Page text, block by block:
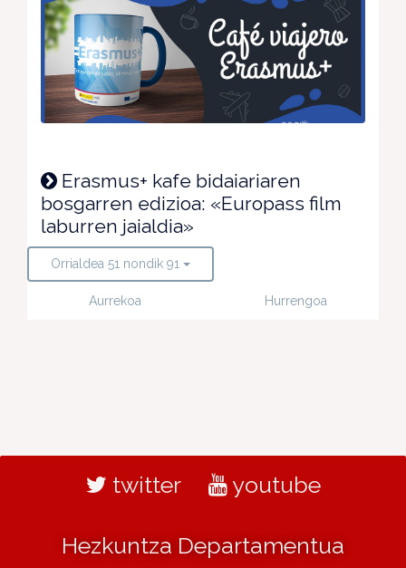
Erasmus+ kafe bidaiariaren
bosgarren edizioa: «Europass film
laburren jaialdia»
Orrialdea 51 nondik 91
Aurrekoa Hurrengoa
twitter youtube
Hezkuntza Departamentua